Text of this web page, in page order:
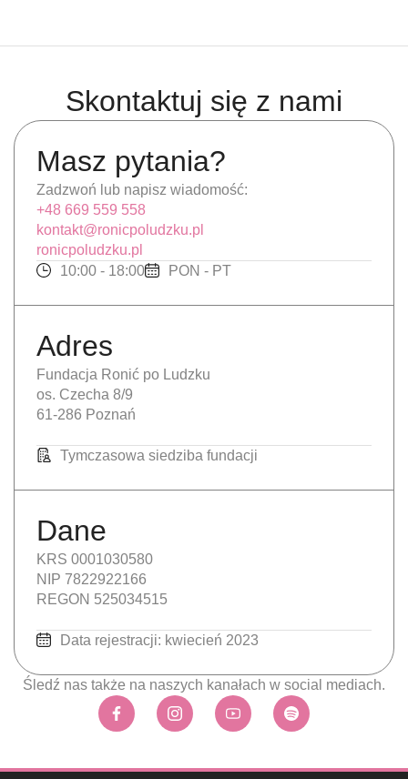
Skontaktuj się z nami
Masz pytania?
Zadzwoń lub napisz wiadomość:
+48 669 559 558
kontakt@ronicpoludzku.pl
ronicpoludzku.pl
10:00 - 18:00
PON - PT
Adres
Fundacja Ronić po Ludzku
os. Czecha 8/9
61-286 Poznań
Tymczasowa siedziba fundacji
Dane
KRS 0001030580
NIP 7822922166
REGON 525034515
Data rejestracji: kwiecień 2023
Śledź nas także na naszych kanałach w social mediach.